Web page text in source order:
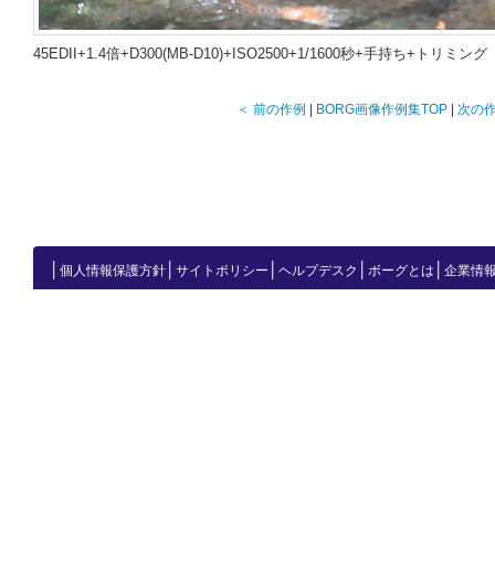
45EDII+1.4倍+D300(MB-D10)+ISO2500+1/1600秒+手持ち+トリミング
＜ 前の作例 BORG画像作例集TOP| 次の
個人情報保護方針 サイトポリシー ヘルプデスク ボーグとは 企業情